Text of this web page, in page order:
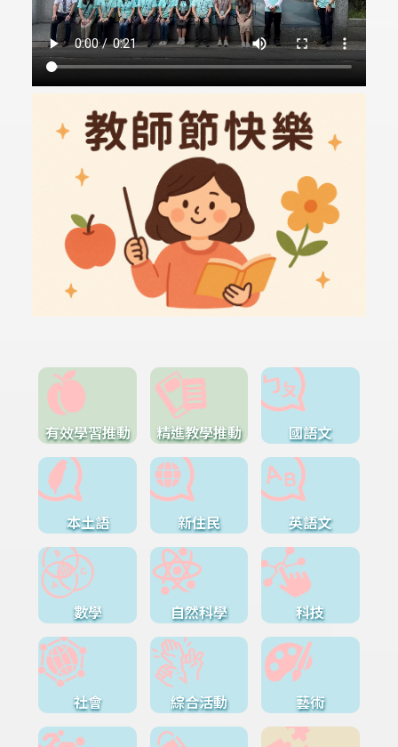
有效學習推動 精進教學推動 國語文
本土語 新住民 英語文
數學 自然科學 科技
社會 綜合活動 藝術